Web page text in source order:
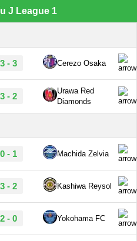
J League 1
3 - 3 Cerezo Osaka
3 - 2
Urawa Red
Diamonds
0 - 1 Machida Zelvia
3 - 2 Kashiwa Reysol
2 - 0 Yokohama FC